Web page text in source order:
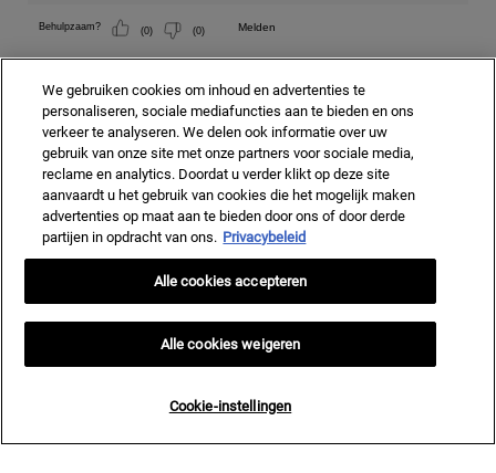
We gebruiken cookies om inhoud en advertenties te
personaliseren, sociale mediafuncties aan te bieden en ons
verkeer te analyseren. We delen ook informatie over uw
gebruik van onze site met onze partners voor sociale media,
reclame en analytics. Doordat u verder klikt op deze site
aanvaardt u het gebruik van cookies die het mogelijk maken
advertenties op maat aan te bieden door ons of door derde
partijen in opdracht van ons. Privacybeleid
Cookie-instellingen
Alle cookies weigeren
Alle cookies accepteren